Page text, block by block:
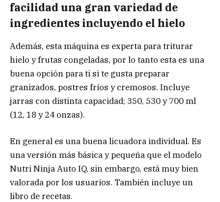
facilidad una gran variedad de
ingredientes incluyendo el hielo
Además, esta máquina es experta para triturar
hielo y frutas congeladas, por lo tanto esta es una
buena opción para ti si te gusta preparar
granizados, postres fríos y cremosos. Incluye
jarras con distinta capacidad; 350, 530 y 700 ml
(12, 18 y 24 onzas).
En general es una buena licuadora individual. Es
una versión más básica y pequeña que el modelo
Nutri Ninja Auto IQ, sin embargo, está muy bien
valorada por los usuarios. También incluye un
libro de recetas.